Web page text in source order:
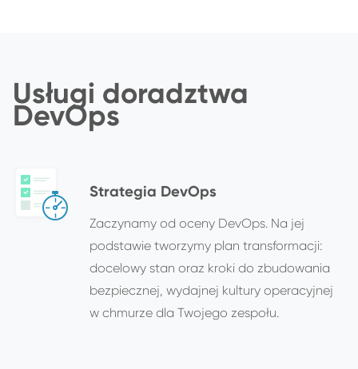
Usługi doradztwa
DevOps
Strategia DevOps
Zaczynamy od oceny DevOps. Na jej
podstawie tworzymy plan transformacji:
docelowy stan oraz kroki do zbudowania
bezpiecznej, wydajnej kultury operacyjnej
w chmurze dla Twojego zespołu.